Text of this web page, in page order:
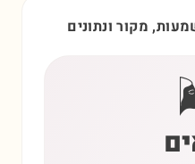
מקור ונתונים